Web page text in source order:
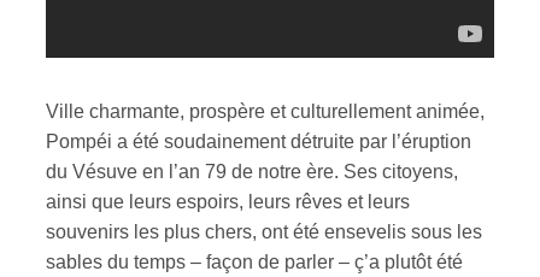
Ville charmante, prospère et culturellement animée,
Pompéi a été soudainement détruite par l’éruption
du Vésuve en l’an 79 de notre ère. Ses citoyens,
ainsi que leurs espoirs, leurs rêves et leurs
souvenirs les plus chers, ont été ensevelis sous les
sables du temps – façon de parler – ç’a plutôt été